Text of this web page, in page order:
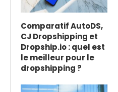
Comparatif AutoDS,
CJ Dropshipping et
Dropship.io : quel est
le meilleur pour le
dropshipping ?